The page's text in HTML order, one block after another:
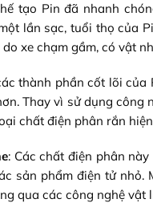
tạo Pin đã nhanh
lần sạc, tuổi thọ của
xe chạm gầm, có vật
thành phần cốt lõi
Thay vì sử dụng
chất điện phân rắn
: Các chất điện phân
sản phẩm điện tử
qua các công nghệ vật